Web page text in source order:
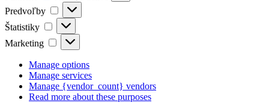
Predvoľby
Predvoľby
Štatistiky Štatistiky
Marketing Marketing
Manage options
Manage services
Manage {vendor_count} vendors
Read more about these purposes